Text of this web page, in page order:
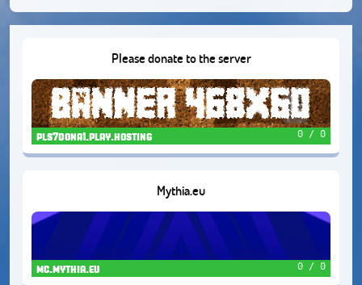
Please donate to the server
pls7dona1.play.hosting 0 / 0
Mythia.eu
mc.mythia.eu 0 / 0